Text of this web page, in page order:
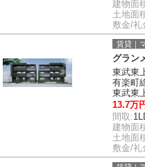
建物面
土地面
敷金/礼
賃貸｜
グラン
東武東
有楽町
東武東
13.7万
間取:
建物面
土地面
敷金/礼